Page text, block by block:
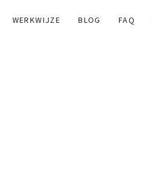
WERKWIJZE BLOG FAQ